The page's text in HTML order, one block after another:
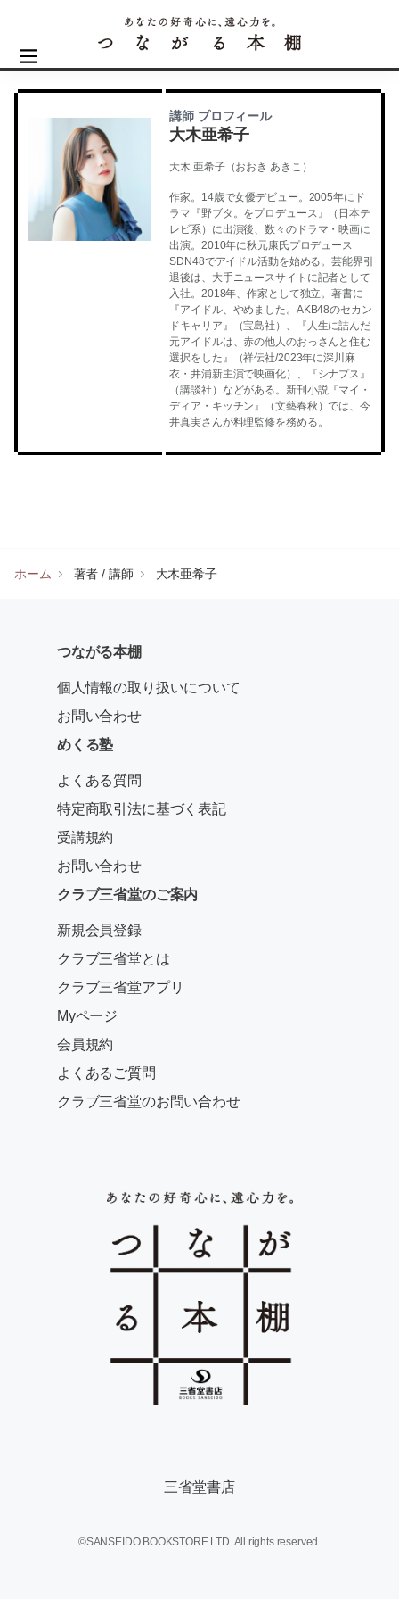
講師 プロフィール
大木亜希子
大木 亜希子（おおき あきこ）
作家。14歳で女優デビュー。2005年にド
ラマ『野ブタ。をプロデュース』（日本テ
レビ系）に出演後、数々のドラマ・映画に
出演。2010年に秋元康氏プロデュース
SDN48でアイドル活動を始める。芸能界引
退後は、大手ニュースサイトに記者として
入社。2018年、作家として独立。著書に
『アイドル、やめました。AKB48のセカン
ドキャリア』（宝島社）、『人生に詰んだ
元アイドルは、赤の他人のおっさんと住む
選択をした』（祥伝社/2023年に深川麻
衣・井浦新主演で映画化）、『シナプス』
（講談社）などがある。新刊小説『マイ・
ディア・キッチン』（文藝春秋）では、今
井真実さんが料理監修を務める。
ホーム 著者 / 講師 大木亜希子
つながる本棚
個人情報の取り扱いについて
お問い合わせ
めくる塾
よくある質問
特定商取引法に基づく表記
受講規約
お問い合わせ
クラブ三省堂のご案内
新規会員登録
クラブ三省堂とは
クラブ三省堂アプリ
Myページ
会員規約
よくあるご質問
クラブ三省堂のお問い合わせ
三省堂書店
©SANSEIDO BOOKSTORE LTD. All rights reserved.